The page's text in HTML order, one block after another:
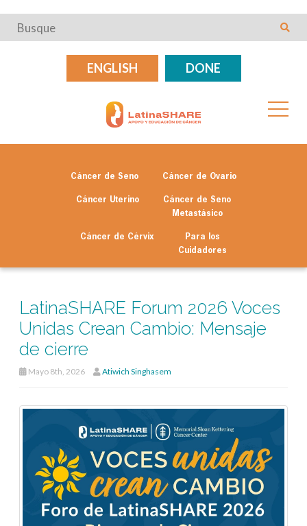
ENGLISH DONE
Cáncer de Seno Cáncer de Ovario
Cáncer Uterino
Cáncer de Seno
Metastásico
Cáncer de Cérvix
Para los
Cuidadores
LatinaSHARE Forum 2026 Voces
Unidas Crean Cambio: Mensaje
de cierre
Mayo 8th, 2026 Atiwich Singhasem